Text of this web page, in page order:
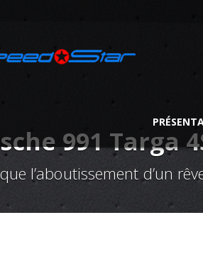
991 Targa
l’aboutissement d’un